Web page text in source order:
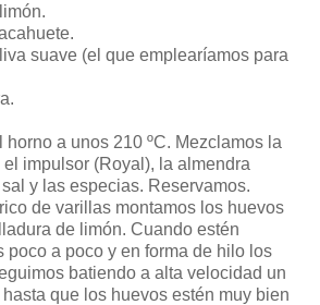
suave (el que emplearíamos para
horno a unos 210 ºC. Mezclamos la
impulsor (Royal), la almendra
y las especias. Reservamos.
de varillas montamos los huevos
de limón. Cuando estén
poco a poco y en forma de hilo los
batiendo a alta velocidad un
que los huevos estén muy bien